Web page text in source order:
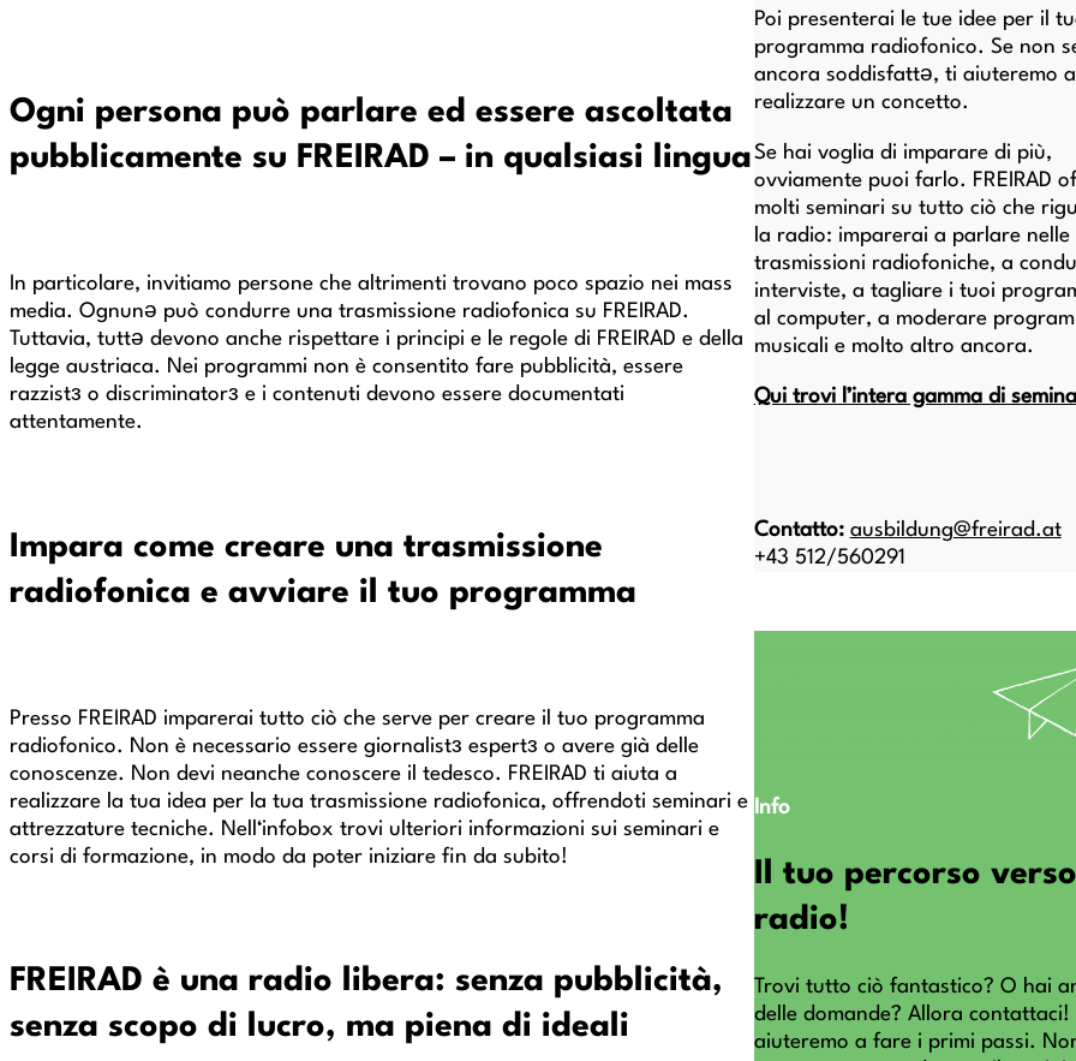
Ogni persona può parlare ed essere ascoltata
pubblicamente su FREIRAD – in qualsiasi lingua
In particolare, invitiamo persone che altrimenti trovano poco spazio nei mass
media. Ognunə può condurre una trasmissione radiofonica su FREIRAD.
Tuttavia, tuttə devono anche rispettare i principi e le regole di FREIRAD e della
legge austriaca. Nei programmi non è consentito fare pubblicità, essere
razzistз o discriminatorз e i contenuti devono essere documentati
attentamente.
Impara come creare una trasmissione
radiofonica e avviare il tuo programma
Presso FREIRAD imparerai tutto ciò che serve per creare il tuo programma
radiofonico. Non è necessario essere giornalistз espertз o avere già delle
conoscenze. Non devi neanche conoscere il tedesco. FREIRAD ti aiuta a
realizzare la tua idea per la tua trasmissione radiofonica, offrendoti seminari e
attrezzature tecniche. Nell‘infobox trovi ulteriori informazioni sui seminari e
corsi di formazione, in modo da poter iniziare fin da subito!
FREIRAD è una radio libera: senza pubblicità,
senza scopo di lucro, ma piena di ideali
Poi presenterai le tue idee per il
programma radiofonico. Se non
ancora soddisfattə, ti aiuteremo a
realizzare un concetto.
Se hai voglia di imparare di più,
ovviamente puoi farlo. FREIRAD
molti seminari su tutto ciò che
la radio: imparerai a parlare nelle
trasmissioni radiofoniche, a
interviste, a tagliare i tuoi
al computer, a moderare
musicali e molto altro ancora.
Qui trovi l’intera gamma di
Contatto: ausbildung@freirad.at
+43 512/560291
Info
Il tuo percorso
radio!
Trovi tutto ciò fantastico? O hai
delle domande? Allora contattaci!
aiuteremo a fare i primi passi.